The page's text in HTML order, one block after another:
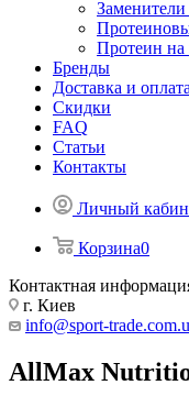
Протеин на
Бренды
Доставка и оплата
Скидки
FAQ
Статьи
Контакты
Личный
Корзина0
Контактная
г. Киев
info@sport-
AllMax